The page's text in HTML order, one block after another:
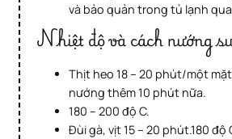
và bảo quản trong tủ lạnh
Nhiệt độ và cách nướng
Thịt heo 18 – 20 phút/một mặt, sau đó lật lại
nướng thêm 10 phút nữa.
180 – 200 độ C.
Đùi gà, vịt 15 – 20 phút.180 độ